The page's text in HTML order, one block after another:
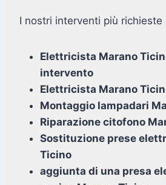
I nostri interventi più richieste
Elettricista Marano
intervento
Elettricista Marano
Montaggio lampadari
Riparazione citofono
Sostituzione prese
Ticino
aggiunta di una presa